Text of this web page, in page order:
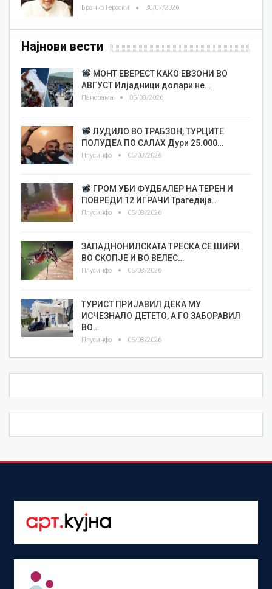
Бранко Героски 30/07/2026
Најнови вести
МОНТ ЕВЕРЕСТ КАКО ЕВЗОНИ ВО
АВГУСТ Илјадници долари не…
Панорама 05/08/2026
ЛУДИЛО ВО ТРАБЗОН, ТУРЦИТЕ
ПОЛУДЕА ПО САЛАХ Дури 25.000…
Плусинфо 05/08/2026
ГРОМ УБИ ФУДБАЛЕР НА ТЕРЕН И
ПОВРЕДИ 12 ИГРАЧИ Трагедија…
Плусинфо 05/08/2026
ЗАПАДНОНИЛСКАТА ТРЕСКА СЕ ШИРИ
ВО СКОПЈЕ И ВО ВЕЛЕС…
Плусинфо 05/08/2026
ТУРИСТ ПРИЈАВИЛ ДЕКА МУ
ИСЧЕЗНАЛО ДЕТЕТО, А ГО ЗАБОРАВИЛ
ВО…
Плусинфо 05/08/2026